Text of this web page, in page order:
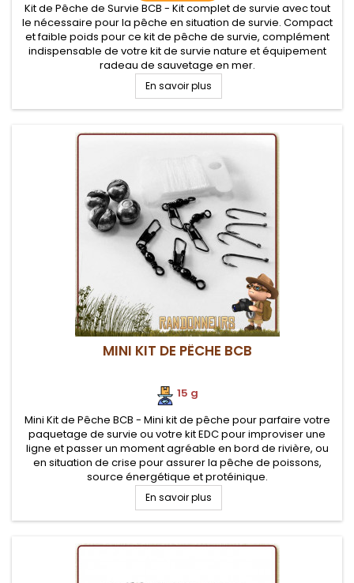
Kit de Pêche de Survie BCB - Kit complet de survie avec tout
le nécessaire pour la pêche en situation de survie. Compact
et faible poids pour ce kit de pêche de survie, complément
indispensable de votre kit de survie nature et équipement
radeau de sauvetage en mer.
En savoir plus
MINI KIT DE PÊCHE BCB
15 g
Mini Kit de Pêche BCB - Mini kit de pêche pour parfaire votre
paquetage de survie ou votre kit EDC pour improviser une
ligne et passer un moment agréable en bord de rivière, ou
en situation de crise pour assurer la pêche de poissons,
source énergétique et protéinique.
En savoir plus